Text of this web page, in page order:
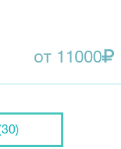
от 11000